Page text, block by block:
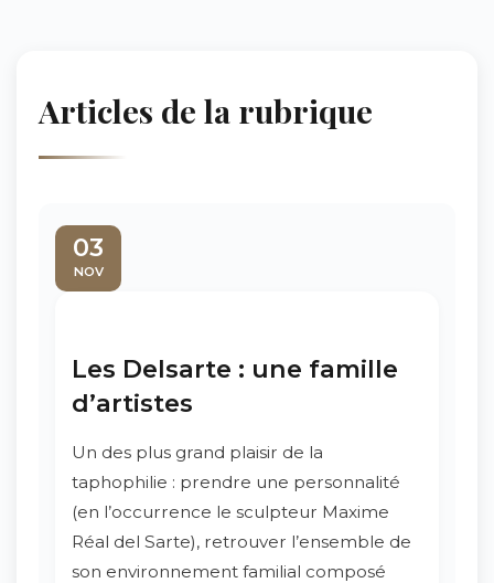
Articles de la rubrique
03
NOV
Les Delsarte : une famille
d’artistes
Un des plus grand plaisir de la
taphophilie : prendre une personnalité
(en l’occurrence le sculpteur Maxime
Réal del Sarte), retrouver l’ensemble de
son environnement familial composé